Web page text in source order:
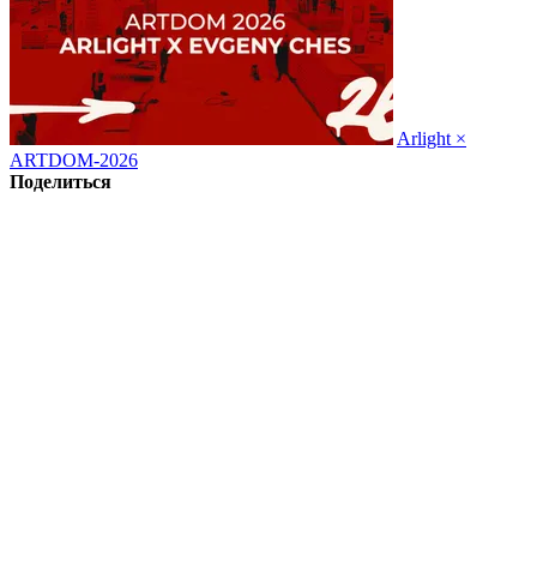
Arlight ×
ARTDOM-2026
Поделиться